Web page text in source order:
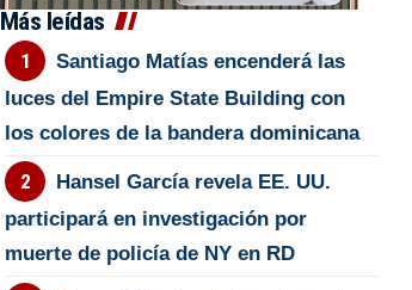
Más leídas
Santiago Matías encenderá las
luces del Empire State Building con
los colores de la bandera dominicana
Hansel García revela EE. UU.
participará en investigación por
muerte de policía de NY en RD